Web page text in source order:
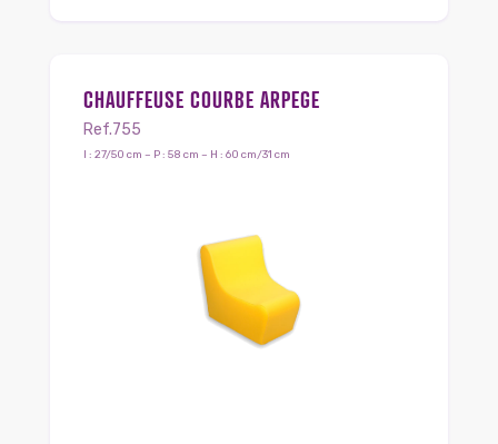
CHAUFFEUSE COURBE ARPEGE
Ref.755
l : 27/50 cm – P : 58 cm – H : 60 cm/31 cm